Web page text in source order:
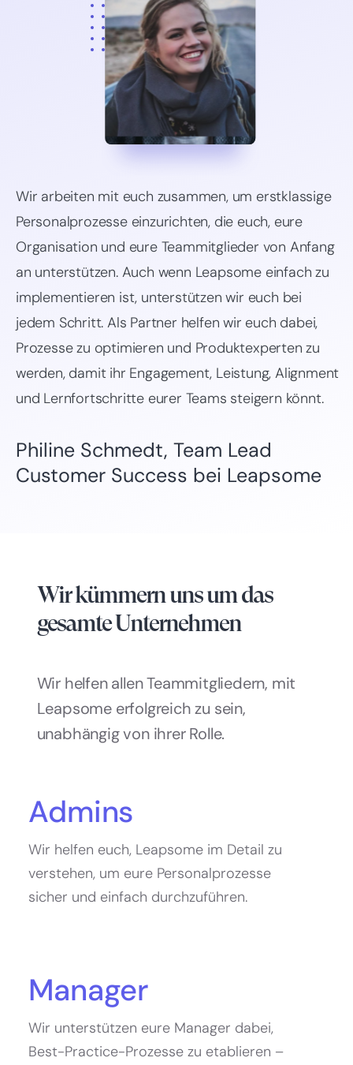
Wir arbeiten mit euch zusammen, um erstklassige
Personalprozesse einzurichten, die euch, eure
Organisation und eure Teammitglieder von Anfang
an unterstützen. Auch wenn Leapsome einfach zu
implementieren ist, unterstützen wir euch bei
jedem Schritt. Als Partner helfen wir euch dabei,
Prozesse zu optimieren und Produktexperten zu
werden, damit ihr Engagement, Leistung, Alignment
und Lernfortschritte eurer Teams steigern könnt.
Philine Schmedt, Team Lead
Customer Success bei Leapsome
Wir kümmern uns um das
gesamte Unternehmen
Wir helfen allen Teammitgliedern, mit
Leapsome erfolgreich zu sein,
unabhängig von ihrer Rolle.
Admins
Wir helfen euch, Leapsome im Detail zu
verstehen, um eure Personalprozesse
sicher und einfach durchzuführen.
Manager
Wir unterstützen eure Manager dabei,
Best-Practice-Prozesse zu etablieren –